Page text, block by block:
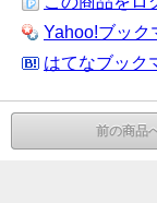
Yahoo!ブック
はてなブック
前の商品